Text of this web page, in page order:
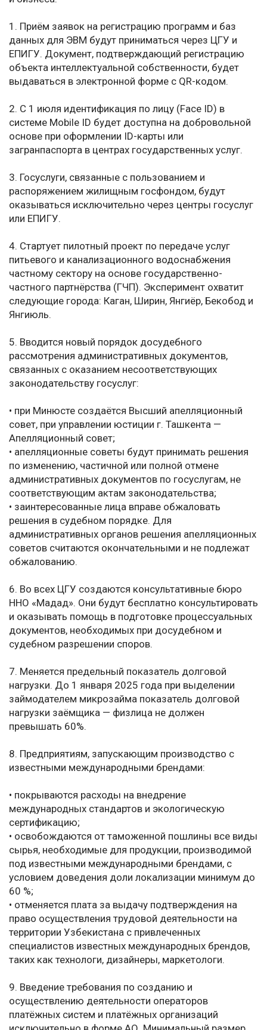
1. Приём заявок на регистрацию программ и баз
данных для ЭВМ будут приниматься через ЦГУ и
ЕПИГУ. Документ, подтверждающий регистрацию
объекта интеллектуальной собственности, будет
выдаваться в электронной форме с QR-кодом.
2. С 1 июля идентификация по лицу (Face ID) в
системе Mobile ID будет доступна на добровольной
основе при оформлении ID-карты или
загранпаспорта в центрах государственных услуг.
3. Госуслуги, связанные с пользованием и
распоряжением жилищным госфондом, будут
оказываться исключительно через центры госуслуг
или ЕПИГУ.
4. Стартует пилотный проект по передаче услуг
питьевого и канализационного водоснабжения
частному сектору на основе государственно-
частного партнёрства (ГЧП). Эксперимент охватит
следующие города: Каган, Ширин, Янгиёр, Бекобод и
Янгиюль.
5. Вводится новый порядок досудебного
рассмотрения административных документов,
связанных с оказанием несоответствующих
законодательству госуслуг:
• при Минюсте создаётся Высший апелляционный
совет, при управлении юстиции г. Ташкента —
Апелляционный совет;
• апелляционные советы будут принимать решения
по изменению, частичной или полной отмене
административных документов по госуслугам, не
соответствующим актам законодательства;
• заинтересованные лица вправе обжаловать
решения в судебном порядке. Для
административных органов решения апелляционных
советов считаются окончательными и не подлежат
обжалованию.
6. Во всех ЦГУ создаются консультативные бюро
ННО «Мадад». Они будут бесплатно консультировать
и оказывать помощь в подготовке процессуальных
документов, необходимых при досудебном и
судебном разрешении споров.
7. Меняется предельный показатель долговой
нагрузки. До 1 января 2025 года при выделении
займодателем микрозайма показатель долговой
нагрузки заёмщика — физлица не должен
превышать 60%.
8. Предприятиям, запускающим производство с
известными международными брендами:
• покрываются расходы на внедрение
международных стандартов и экологическую
сертификацию;
• освобождаются от таможенной пошлины все виды
сырья, необходимые для продукции, производимой
под известными международными брендами, с
условием доведения доли локализации минимум до
60 %;
• отменяется плата за выдачу подтверждения на
право осуществления трудовой деятельности на
территории Узбекистана с привлеченных
специалистов известных международных брендов,
таких как технологи, дизайнеры, маркетологи.
9. Введение требования по созданию и
осуществлению деятельности операторов
платёжных систем и платёжных организаций